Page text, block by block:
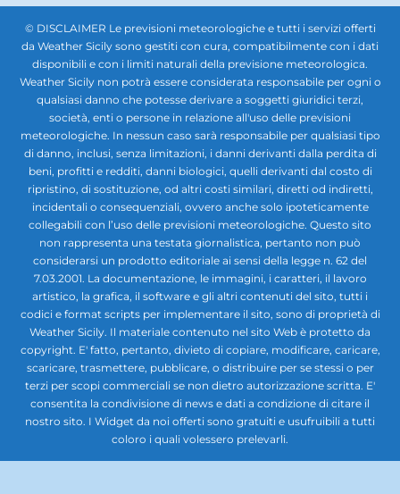
© DISCLAIMER Le previsioni meteorologiche e tutti i servizi offerti
da Weather Sicily sono gestiti con cura, compatibilmente con i dati
disponibili e con i limiti naturali della previsione meteorologica.
Weather Sicily non potrà essere considerata responsabile per ogni o
qualsiasi danno che potesse derivare a soggetti giuridici terzi,
società, enti o persone in relazione all'uso delle previsioni
meteorologiche. In nessun caso sarà responsabile per qualsiasi tipo
di danno, inclusi, senza limitazioni, i danni derivanti dalla perdita di
beni, profitti e redditi, danni biologici, quelli derivanti dal costo di
ripristino, di sostituzione, od altri costi similari, diretti od indiretti,
incidentali o consequenziali, ovvero anche solo ipoteticamente
collegabili con l’uso delle previsioni meteorologiche. Questo sito
non rappresenta una testata giornalistica, pertanto non può
considerarsi un prodotto editoriale ai sensi della legge n. 62 del
7.03.2001. La documentazione, le immagini, i caratteri, il lavoro
artistico, la grafica, il software e gli altri contenuti del sito, tutti i
codici e format scripts per implementare il sito, sono di proprietà di
Weather Sicily. Il materiale contenuto nel sito Web è protetto da
copyright. E' fatto, pertanto, divieto di copiare, modificare, caricare,
scaricare, trasmettere, pubblicare, o distribuire per se stessi o per
terzi per scopi commerciali se non dietro autorizzazione scritta. E'
consentita la condivisione di news e dati a condizione di citare il
nostro sito. I Widget da noi offerti sono gratuiti e usufruibili a tutti
coloro i quali volessero prelevarli.